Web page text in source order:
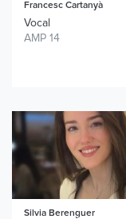
Francesc Cartanyà
Vocal
AMP 14
Silvia Berenguer